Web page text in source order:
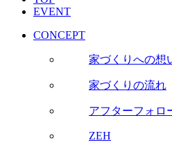
EVENT
CONCEPT
家づくりへの想
家づくりの流れ
アフターフォロ
ZEH